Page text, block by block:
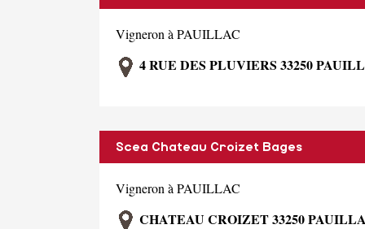
Vigneron à PAUILLAC
4 RUE DES PLUVIERS 33250
Scea Chateau Croizet Bages
Vigneron à PAUILLAC
CHATEAU CROIZET 33250